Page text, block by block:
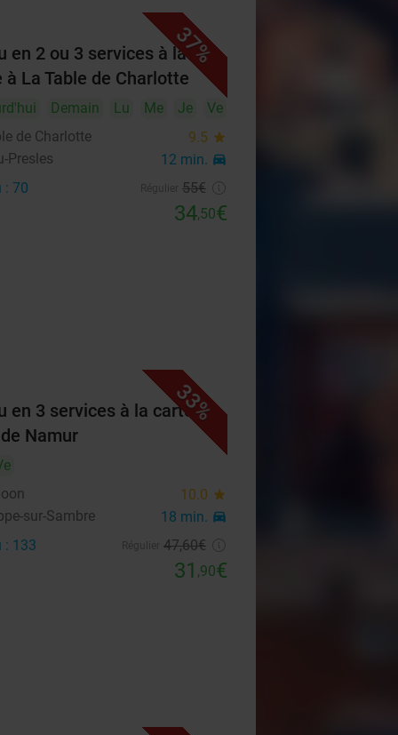
37%
en 2 ou 3 services à la
à La Table de Charlotte
Demain Lu Me Je
Ve
de Charlotte
9.5 star
Presles 12 min. directions_car
: 70 55€
34,50€
33%
en 3 services à la carte
de Namur
10.0 star
sur-Sambre 18 min. directions_car
: 133 47,60€
31 ,90€